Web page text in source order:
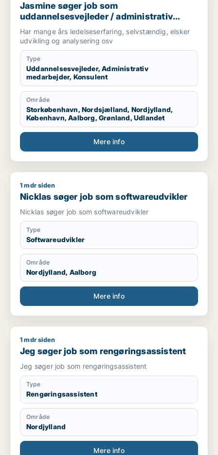
Jasmine søger job som
uddannelsesvejleder / administrativ
medarbejder / konsulent
Har mange års ledelseserfaring, selvstændig, elsker
udvikling og analysering osv
Type
Uddannelsesvejleder, Administrativ
medarbejder, Konsulent
Område
Storkøbenhavn, Nordsjælland, Nordjylland,
København, Aalborg, Grønland, Udlandet
Mere info
Nicklas søger job som softwareudvikler
1 mdr siden
Nicklas søger job som softwareudvikler
Nicklas søger job som softwareudvikler
Type
Softwareudvikler
Område
Nordjylland, Aalborg
Mere info
Jeg søger job som rengøringsassistent
1 mdr siden
Jeg søger job som rengøringsassistent
Jeg søger job som rengøringsassistent
Type
Rengøringsassistent
Område
Nordjylland
Mere info